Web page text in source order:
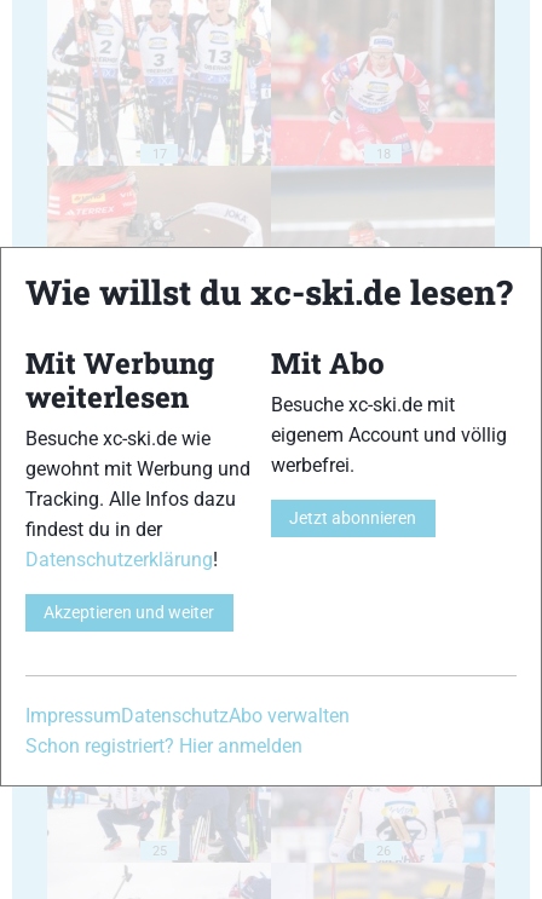
17 18
21 22
23 24
25 26
Wie willst du xc-ski.de lesen?
Mit Werbung
weiterlesen
Besuche xc-ski.de wie
gewohnt mit Werbung und
Tracking. Alle Infos dazu
findest du in der
Datenschutzerklärung!
Akzeptieren und weiter
Mit Abo
Besuche xc-ski.de mit
eigenem Account und völlig
werbefrei.
Jetzt abonnieren
ImpressumDatenschutzAbo verwalten
Schon registriert? Hier anmelden